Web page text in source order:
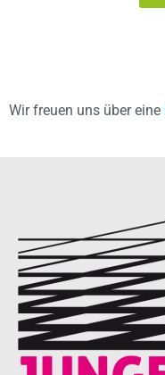
Wir freuen uns über eine